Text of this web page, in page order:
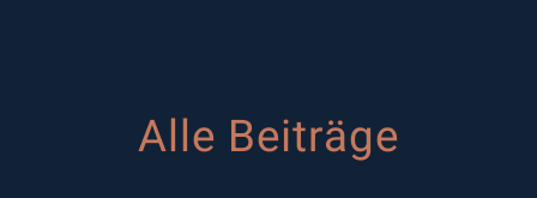
Alle Beiträge